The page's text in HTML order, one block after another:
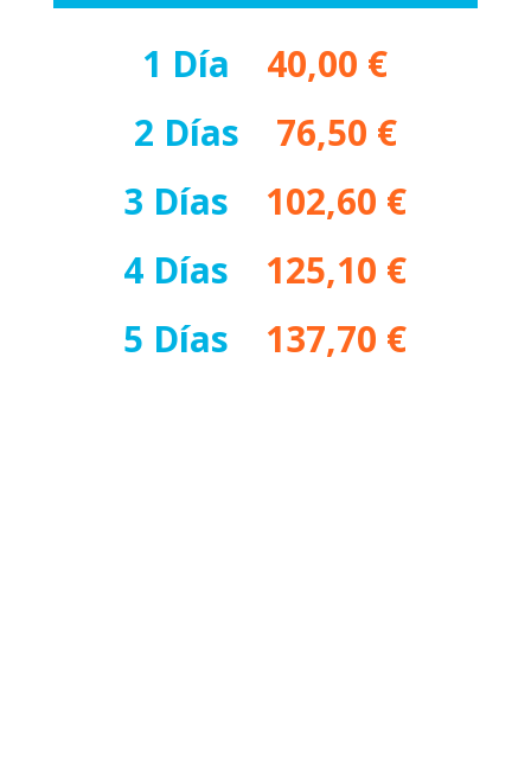
1 Día
40,00 €
2 Días
76,50 €
3 Días
102,60 €
4 Días
125,10 €
5 Días
137,70 €